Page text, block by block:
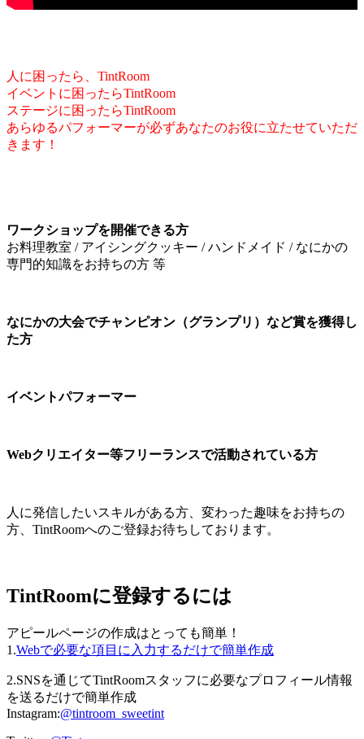
人に困ったら、TintRoom
イベントに困ったらTintRoom
ステージに困ったらTintRoom
あらゆるパフォーマーが必ずあなたのお役に立たせていただ
きます！
ワークショップを開催できる方
お料理教室 / アイシングクッキー / ハンドメイド / なにかの
専門的知識をお持ちの方 等
なにかの大会でチャンピオン（グランプリ）など賞を獲得し
た方
イベントパフォーマー
Webクリエイター等フリーランスで活動されている方
人に発信したいスキルがある方、変わった趣味をお持ちの
方、TintRoomへのご登録お待ちしております。
TintRoomに登録するには
アピールページの作成はとっても簡単！
1.Webで必要な項目に入力するだけで簡単作成
2.SNSを通じてTintRoomスタッフに必要なプロフィール情報
を送るだけで簡単作成
Instagram:@tintroom_sweetint